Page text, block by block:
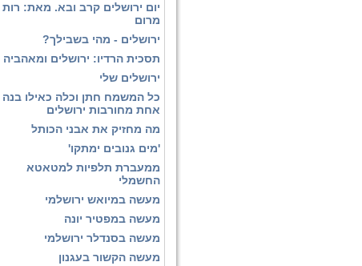
יום ירושלים קרב ובא. מאת: רות
מרום
ירושלים - מהי בשבילך?
תסכית הרדיו: ירושלים ומאהביה
ירושלים שלי
כל המשמח חתן וכלה כאילו בנה
אחת מחורבות ירושלים
מה מחזיק את אבני הכותל
'מים גנובים ימתקו'
ממעברת תלפיות למטאטא
החשמלי
מעשה במיואש ירושלמי
מעשה במפטיר יונה
מעשה בסנדלר ירושלמי
מעשה הקשור בעגנון